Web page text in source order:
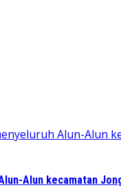
Alun kecamatan